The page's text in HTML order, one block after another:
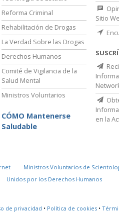
Reforma Criminal
Rehabilitación de Drogas
La Verdad Sobre las Drogas
Derechos Humanos
Comité de Vigilancia de la
Salud Mental
Ministros Voluntarios
CÓMO Mantenerse
Saludable
Sitio
en la
Ministros Voluntarios de
Unidos por los Derechos Humanos
de privacidad • Política de cookies •